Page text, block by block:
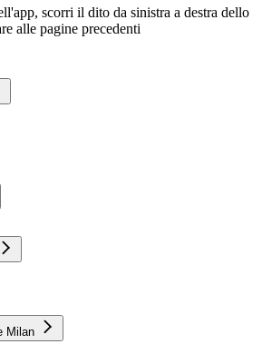
scorri il dito da sinistra a destra dello
alle pagine precedenti
Milan